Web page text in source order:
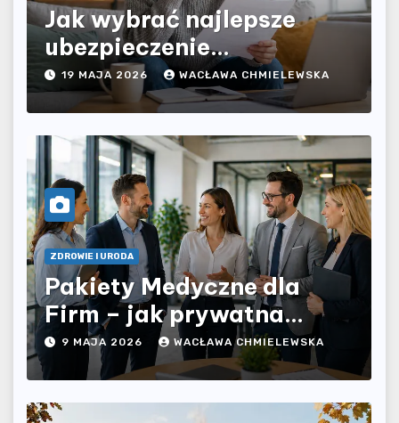
Jak wybrać najlepsze
ubezpieczenie
komunikacyjne i uniknąć
kosztownych błędów?
19 MAJA 2026 WACŁAWA CHMIELEWSKA
ZDROWIE I URODA
Pakiety Medyczne dla
Firm – jak prywatna
opieka zdrowotna wpływa
na jakość współpracy w
organizacji?
9 MAJA 2026 WACŁAWA CHMIELEWSKA